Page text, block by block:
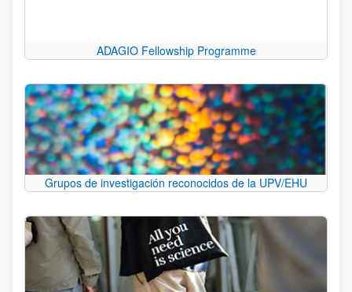
ADAGIO Fellowship Programme
Grupos de investigación reconocidos de la UPV/EHU